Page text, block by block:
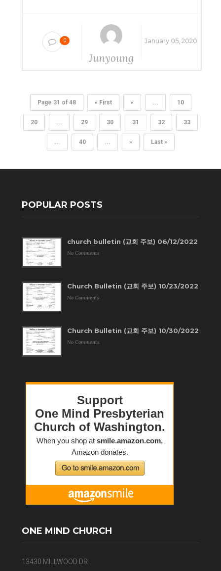
0
Junyoung
January 05, 2020
Page 31 of 48 « First « ... 10
20 ... 29 30 31 32 33
... 40 ... » Last »
POPULAR POSTS
church bulletin (교회 주보) 06/12/2022
No Comments
Church Bulletin (교회 주보) 10/23/2022
No Comments
Church Bulletin (교회 주보) 10/30/2022
No Comments
ONE MIND CHURCH
13430 MILLWOOD DR